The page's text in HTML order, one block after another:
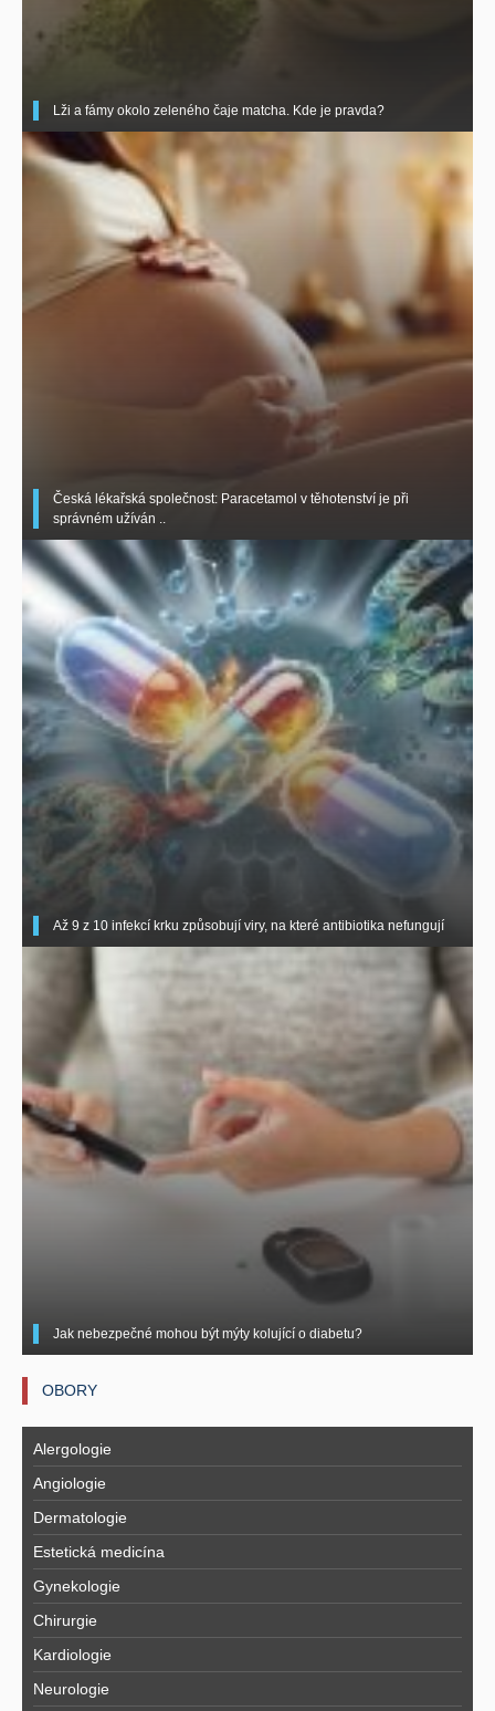
Lži a fámy okolo zeleného čaje matcha. Kde je pravda?
Česká lékařská společnost: Paracetamol v těhotenství je při
správném užíván ..
Až 9 z 10 infekcí krku způsobují viry, na které antibiotika nefungují
Jak nebezpečné mohou být mýty kolující o diabetu?
OBORY
Alergologie
Angiologie
Dermatologie
Estetická medicína
Gynekologie
Chirurgie
Kardiologie
Neurologie